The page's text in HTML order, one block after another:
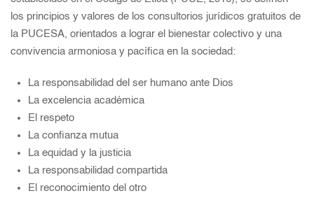
los principios y valores de los consultorios jurídicos gratuitos de
la PUCESA, orientados a lograr el bienestar colectivo y una
convivencia armoniosa y pacífica en la sociedad:
La responsabilidad del ser humano ante Dios
La excelencia académica
El respeto
La confianza mutua
La equidad y la justicia
La responsabilidad compartida
El reconocimiento del otro